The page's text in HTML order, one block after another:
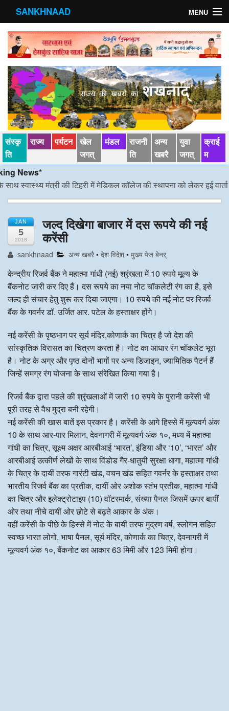
SANKHNAAD MENU
मुख्य पृष्ठ
राज्य
मंडल
संस्कृति
खेल जगत्
पर्यटन
पड़ोसी राज्य
स्वास्‍थ्य
देश विदेश
अन्य खबरै
संस्कृ
ति
राज्य पर्यटन खेल
जगत्
मंडल
राजनी
ति
अन्य
खबरै
युवा
जगत्
क्राई
म
मंत्री की टिहरी में मेडिकल कॉलेज की स्थापना को लेकर हुई वार्ता/*/
JAN
5
2018
जल्द दिखेगा बाजार में दस रूपये की नई
करेंसी
sankhnaad अन्य खबरै •देश विदेश •मुख्य पेज बेनर्
केन्द्रीय रिजर्व बैंक ने महात्मा गांधी (नई) श्रृंखला में 10 रुपये मूल्य के
बैंकनोट जारी कर दिए हैं। दस रूपये का नया नोट चॉकलेटी रंग का है, इसे
जल्द ही संचार हेतु शुरू कर दिया जाएगा। 10 रुपये की नई नोट पर रिजर्व
बैंक के गवर्नर डॉ. उर्जित आर. पटेल के हस्ताक्षर होंगे।
नई करेंसी के पृष्ठभाग पर सूर्य मंदिर,कोणार्क का चित्र है जो देश की
सांस्कृतिक विरासत का चित्रण करता है। नोट का आधार रंग चॉकलेट भूरा
है। नोट के अग्र और पृष्ठ दोनों भागों पर अन्य डिजाइन, ज्यामितिक पैटर्न हैं
जिन्हें समग्र रंग योजना के साथ संरेखित किया गया है।
रिजर्व बैंक द्वारा पहले की श्रृंखलाओं में जारी 10 रुपये के पुरानी करेंसी भी
पूरी तरह से वैध मुद्रा बनी रहेगी।
नई करेंसी की खास बातें इस प्रकार है। करेंसी के आगे हिस्से में मूल्यवर्ग अंक
10 के साथ आर-पार मिलान, देवनागरी में मूल्यवर्ग अंक १०, मध्य में महात्मा
गांधी का चित्र, सूक्ष्म अक्षर आरबीआई ‘भारत’, इंडिया और ‘10’, ‘भारत’ और
आरबीआई उत्कीर्ण लेखों के साथ विंडोड गैर-धातुयी सुरक्षा धागा, महात्मा गांधी
के चित्र के दायीं तरफ गारंटी खंड, वचन खंड सहित गवर्नर के हस्ताक्षर तथा
भारतीय रिजर्व बैंक का प्रतीक, दायीं ओर अशोक स्तंभ प्रतीक, महात्मा गांधी
का चित्र और इलेक्ट्रोटाइप (10) वॉटरमार्क, संख्या पैनल जिसमें ऊपर बायीं
ओर तथा नीचे दायीं ओर छोटे से बढ़ते आकार के अंक।
वहीं करेंसी के पीछे के हिस्से में नोट के बायीं तरफ मुद्रण वर्ष, स्लोगन सहित
स्वच्छ भारत लोगो, भाषा पैनल, सूर्य मंदिर, कोणार्क का चित्र, देवनागरी में
मूल्यवर्ग अंक १०, बैंकनोट का आकार 63 मिमी और 123 मिमी होगा।